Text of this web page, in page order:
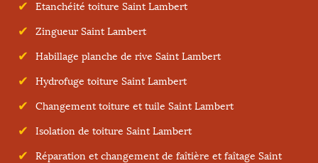
Etanchéité toiture Saint Lambert
Zingueur Saint Lambert
Habillage planche de rive Saint Lambert
Hydrofuge toiture Saint Lambert
Changement toiture et tuile Saint Lambert
Isolation de toiture Saint Lambert
Réparation et changement de faîtière et faîtage Saint